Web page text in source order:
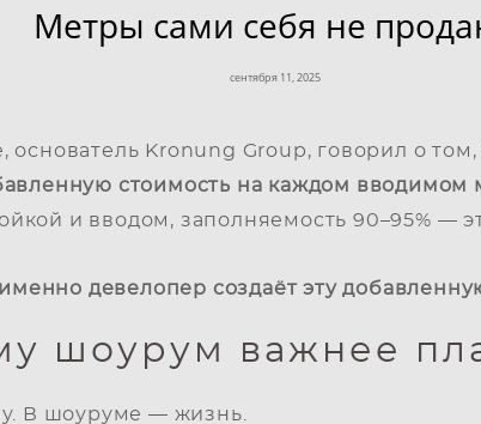
Метры сами себя не
сентября 11, 2025
Kronung Group, говорил о
стоимость на каждом вводимом
и вводом, заполняемость 90–95% —
девелопер создаёт эту
шоурум важнее
В шоуруме — жизнь.